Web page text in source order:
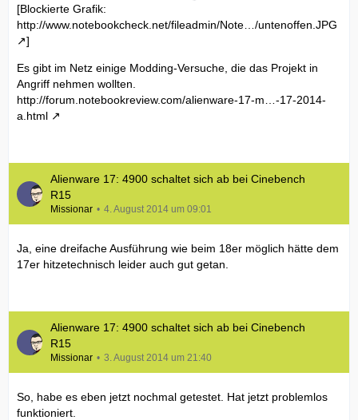
[Blockierte Grafik:
http://www.notebookcheck.net/fileadmin/Note…/untenoffen.JPG
]
Es gibt im Netz einige Modding-Versuche, die das Projekt in
Angriff nehmen wollten.
http://forum.notebookreview.com/alienware-17-m…-17-2014-
a.html
Alienware 17: 4900 schaltet sich ab bei Cinebench
R15
Missionar 4. August 2014 um 09:01
Ja, eine dreifache Ausführung wie beim 18er möglich hätte dem
17er hitzetechnisch leider auch gut getan.
Alienware 17: 4900 schaltet sich ab bei Cinebench
R15
Missionar 3. August 2014 um 21:40
So, habe es eben jetzt nochmal getestet. Hat jetzt problemlos
funktioniert.